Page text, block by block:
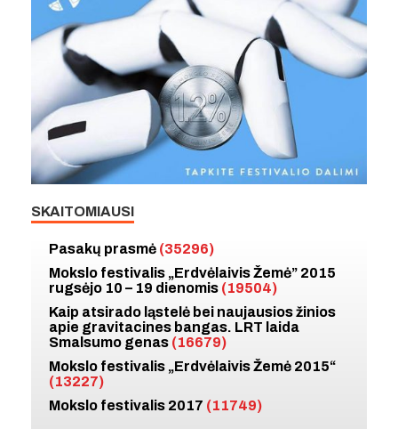
SKAITOMIAUSI
Pasakų prasmė (35296)
Mokslo festivalis „Erdvėlaivis Žemė” 2015
rugsėjo 10 – 19 dienomis (19504)
Kaip atsirado ląstelė bei naujausios žinios
apie gravitacines bangas. LRT laida
Smalsumo genas (16679)
Mokslo festivalis „Erdvėlaivis Žemė 2015“
(13227)
Mokslo festivalis 2017 (11749)